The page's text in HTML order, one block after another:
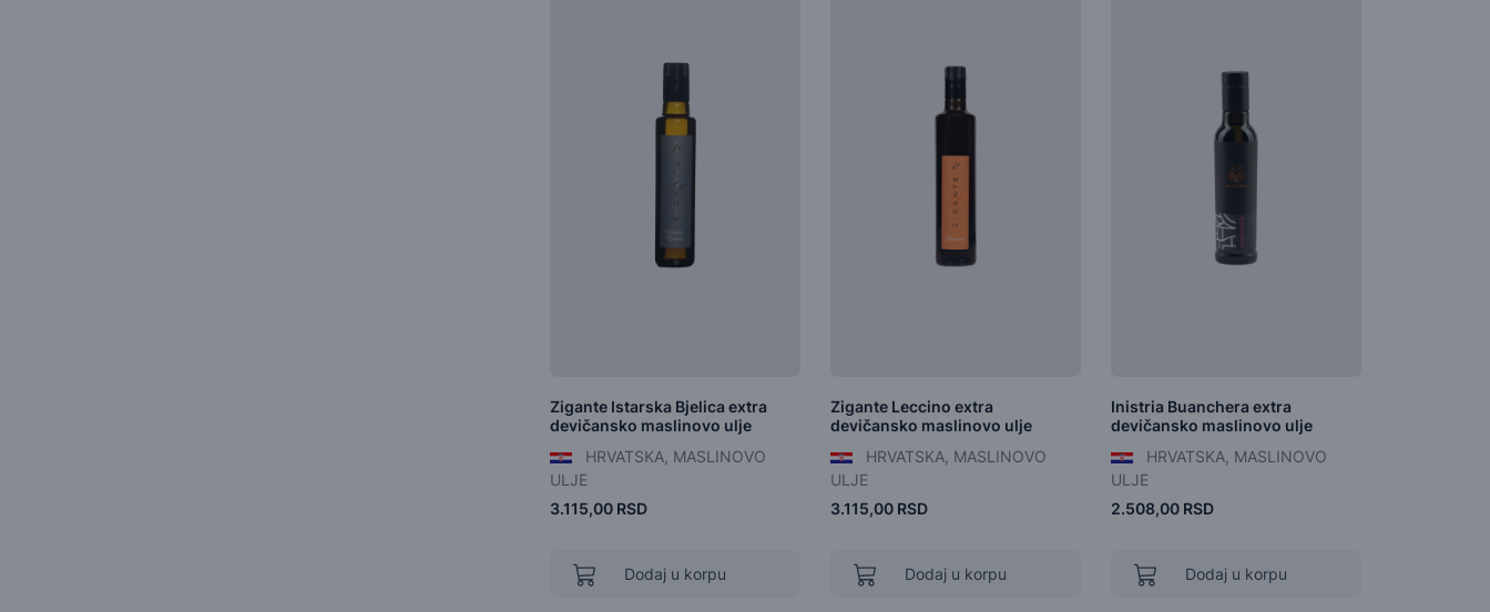
Zigante Istarska Bjelica extra
devičansko maslinovo ulje
HRVATSKA, MASLINOVO
ULJE
3.115,00 RSD
Dodaj u korpu
Zigante Leccino extra
devičansko maslinovo ulje
HRVATSKA, MASLINOVO
ULJE
3.115,00 RSD
Dodaj u korpu
Inistria Buanchera extra
devičansko maslinovo ulje
HRVATSKA, MASLINOVO
ULJE
2.508,00 RSD
Dodaj u korpu